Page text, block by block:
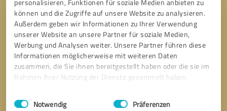
personalisieren, Funktionen für soziale Medien anbieten zu
können und die Zugriffe auf unsere Website zu analysieren.
Außerdem geben wir Informationen zu Ihrer Verwendung
unserer Website an unsere Partner für soziale Medien,
Werbung und Analysen weiter. Unsere Partner führen diese
Informationen möglicherweise mit weiteren Daten
zusammen, die Sie ihnen bereitgestellt haben oder die sie im
Rahmen Ihrer Nutzung der Dienste gesammelt haben.
Impressum Datenschutzbestimmungen
Einwilligungsauswahl
Notwendig Präferenzen